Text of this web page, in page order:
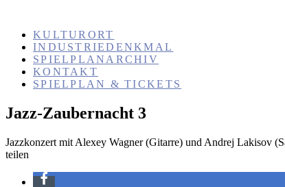
KULTURORT
INDUSTRIEDENKMAL
SPIELPLANARCHIV
KONTAKT
SPIELPLAN & TICKETS
Jazz-Zaubernacht 3
Jazzkonzert mit Alexey Wagner (Gitarre) und Andrej Lakisov
teilen